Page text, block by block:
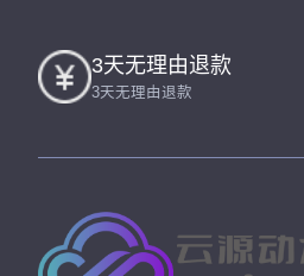
3天无理由退款
3天无理由退款